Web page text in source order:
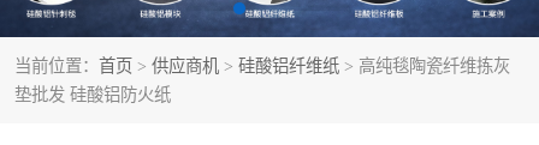
当前位置： 首页 > 供应商机 > 硅酸铝纤维纸 > 高纯毯陶瓷纤维拣灰
垫批发 硅酸铝防火纸
含锆毯 硅酸铝折叠块
硅酸铝散棉 硅酸铝纤维毯